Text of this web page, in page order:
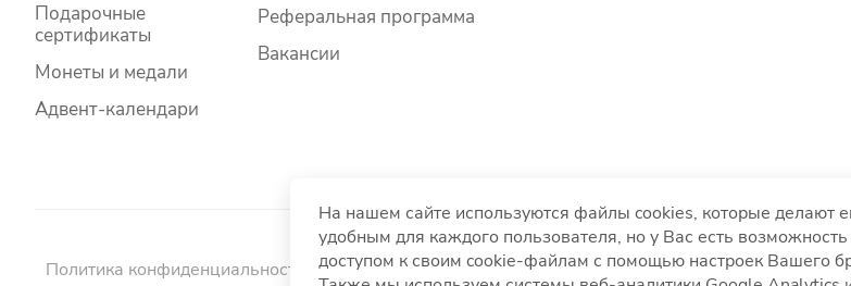
Подарочные
сертификаты
Монеты и медали
Адвент-календари
Реферальная программа
Вакансии
Политика конфиденциальности Политика использования файлов cookies Согласие на
На нашем сайте используются файлы cookies, которые делают
удобным для каждого пользователя, но у Вас есть возможность
доступом к своим cookie-файлам с помощью настроек Вашего